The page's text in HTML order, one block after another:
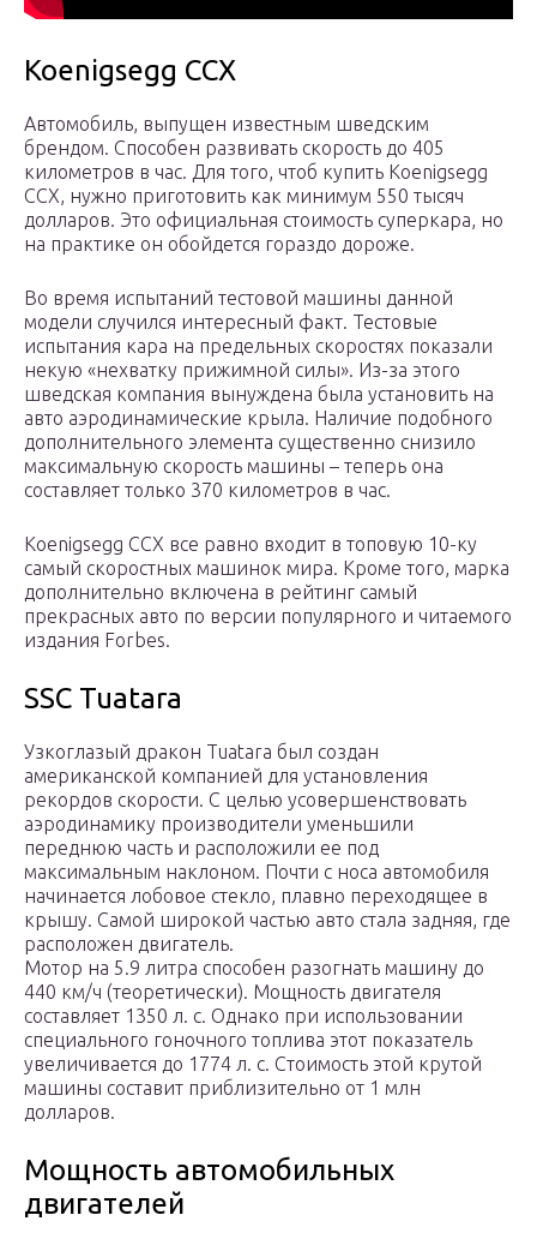
Koenigsegg CCX
Автомобиль, выпущен известным шведским
брендом. Способен развивать скорость до 405
километров в час. Для того, чтоб купить Koenigsegg
CCX, нужно приготовить как минимум 550 тысяч
долларов. Это официальная стоимость суперкара, но
на практике он обойдется гораздо дороже.
Во время испытаний тестовой машины данной
модели случился интересный факт. Тестовые
испытания кара на предельных скоростях показали
некую «нехватку прижимной силы». Из-за этого
шведская компания вынуждена была установить на
авто аэродинамические крыла. Наличие подобного
дополнительного элемента существенно снизило
максимальную скорость машины – теперь она
составляет только 370 километров в час.
Koenigsegg CCX все равно входит в топовую 10-ку
самый скоростных машинок мира. Кроме того, марка
дополнительно включена в рейтинг самый
прекрасных авто по версии популярного и читаемого
издания Forbes.
SSC Tuatara
Узкоглазый дракон Tuatara был создан
американской компанией для установления
рекордов скорости. С целью усовершенствовать
аэродинамику производители уменьшили
переднюю часть и расположили ее под
максимальным наклоном. Почти с носа автомобиля
начинается лобовое стекло, плавно переходящее в
крышу. Самой широкой частью авто стала задняя, где
расположен двигатель.
Мотор на 5.9 литра способен разогнать машину до
440 км/ч (теоретически). Мощность двигателя
составляет 1350 л. с. Однако при использовании
специального гоночного топлива этот показатель
увеличивается до 1774 л. с. Стоимость этой крутой
машины составит приблизительно от 1 млн
долларов.
Мощность автомобильных
двигателей